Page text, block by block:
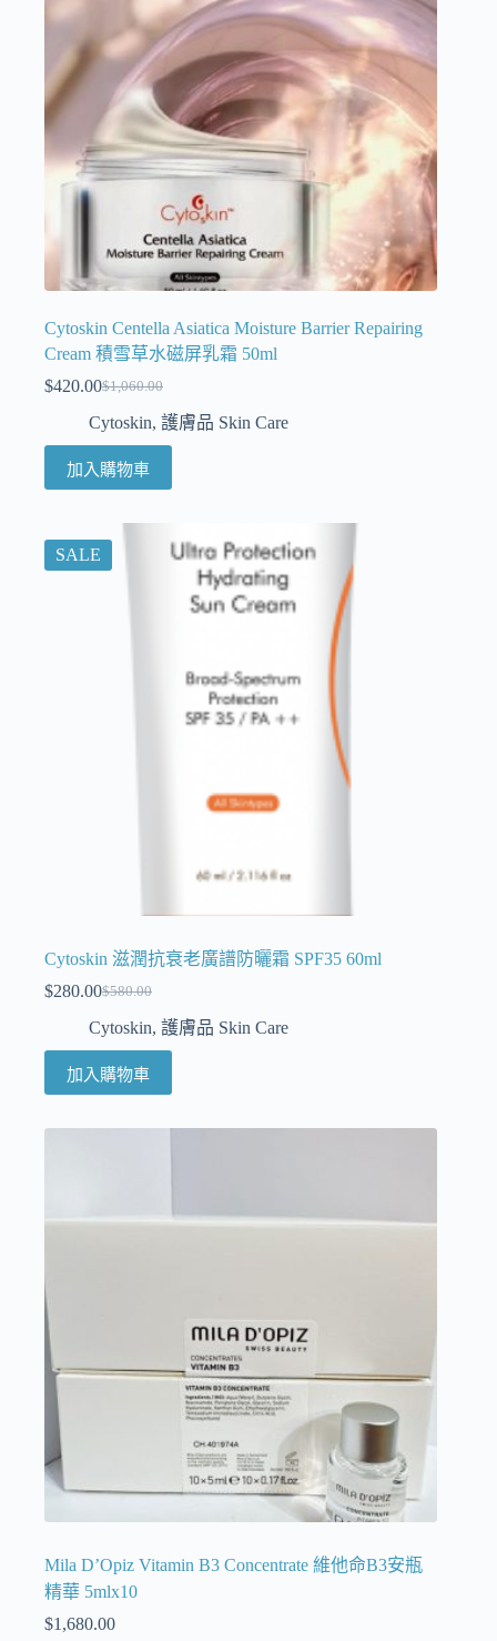
Cytoskin Centella Asiatica Moisture Barrier Repairing
Cream 積雪草水磁屏乳霜 50ml
$1,060.00
$420.00
Cytoskin, 護膚品 Skin Care
加入購物車
SALE
Cytoskin 滋潤抗衰老廣譜防曬霜 SPF35 60ml
$580.00
$280.00
Cytoskin, 護膚品 Skin Care
加入購物車
Mila D’Opiz Vitamin B3 Concentrate 維他命B3安瓶
精華 5mlx10
$1,680.00